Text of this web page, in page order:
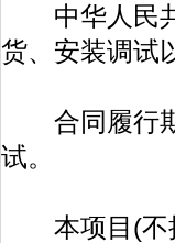
中华人民共
货、安装调试
合同履行期
试。
本项目(不